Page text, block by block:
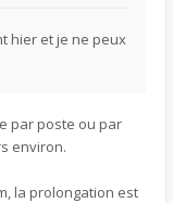
hier et je ne peux
par poste ou par
environ.
la prolongation est